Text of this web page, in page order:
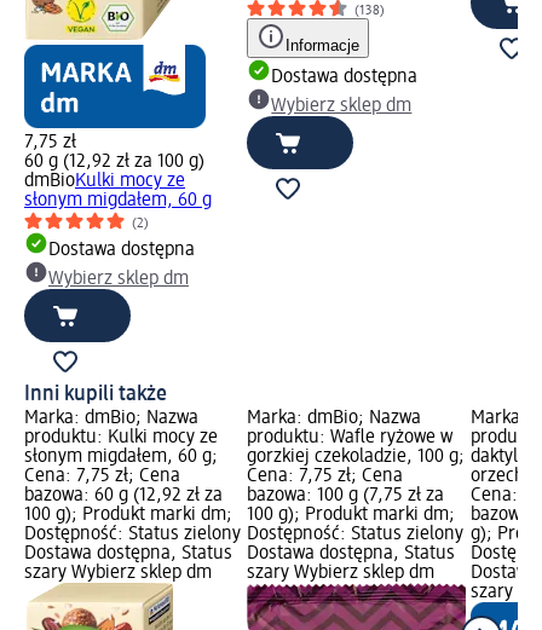
7,75 zł
60 g (12,92 zł za 100 g)
dmBioKulki mocy ze
słonym migdałem, 60 g
(2)
Dostawa dostępna
Wybierz sklep dm
(138)
Informacje
Dostawa dostępna
Wybierz sklep dm
Inni kupili także
Marka: dmBio; Nazwa
produktu: Kulki mocy ze
słonym migdałem, 60 g;
Cena: 7,75 zł; Cena
bazowa: 60 g (12,92 zł za
100 g); Produkt marki dm;
Dostępność: Status zielony
Dostawa dostępna, Status
szary Wybierz sklep dm
Marka: dmBio; Nazwa
produktu: Wafle ryżowe w
gorzkiej czekoladzie, 100 g;
Cena: 7,75 zł; Cena
bazowa: 100 g (7,75 zł za
100 g); Produkt marki dm;
Dostępność: Status zielony
Dostawa dostępna, Status
szary Wybierz sklep dm
Marka:
Cena:
bazowa:
g);
szary